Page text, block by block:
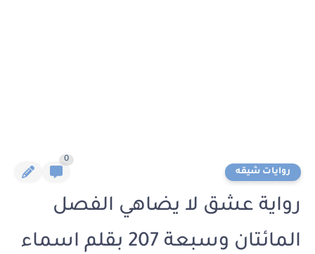
روايات شيقه
0
رواية عشق لا يضاهي الفصل
المائتان وسبعة 207 بقلم اسماء